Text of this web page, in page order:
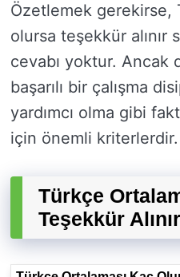
Özetlemek gerekirse,
olursa teşekkür alınır
cevabı yoktur. Ancak
başarılı bir çalışma
yardımcı olma gibi
için önemli kriterlerdir.
Türkçe
Teşekkür